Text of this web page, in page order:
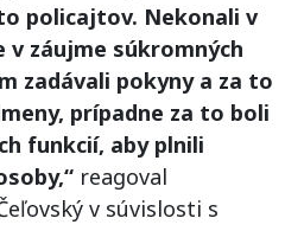
policajtov. Nekonali v
v záujme súkromných
zadávali pokyny a za to
prípadne za to boli
funkcií, aby plnili
reagoval
v súvislosti s